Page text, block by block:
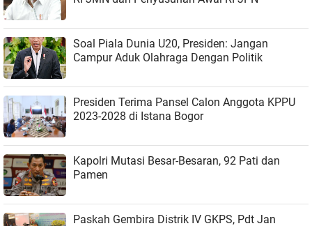
Soal Piala Dunia U20, Presiden: Jangan
Campur Aduk Olahraga Dengan Politik
Presiden Terima Pansel Calon Anggota KPPU
2023-2028 di Istana Bogor
Kapolri Mutasi Besar-Besaran, 92 Pati dan
Pamen
Paskah Gembira Distrik IV GKPS, Pdt Jan